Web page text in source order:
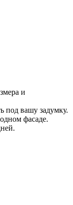
и
под вашу задумку.
фасаде.